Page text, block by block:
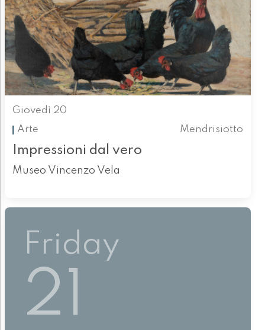
Giovedì 20
Arte
Mendrisiotto
Impressioni dal vero
Museo Vincenzo Vela
Friday
21